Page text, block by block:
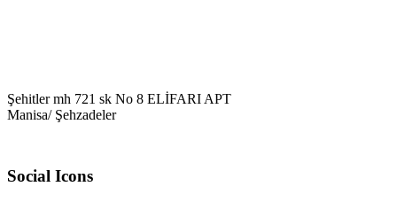
Şehitler mh 721 sk No 8 ELİFARI APT
Manisa/ Şehzadeler
Social Icons